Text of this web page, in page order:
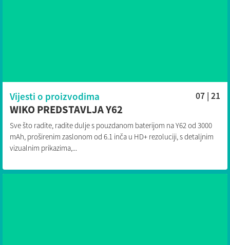
Vijesti o proizvodima 07 | 21
WIKO PREDSTAVLJA Y62
Sve što radite, radite dulje s pouzdanom baterijom na Y62 od 3000
mAh, proširenim zaslonom od 6.1 inča u HD+ rezoluciji, s detaljnim
vizualnim prikazima,...